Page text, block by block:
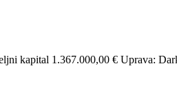
kapital 1.367.000,00 € Uprava: